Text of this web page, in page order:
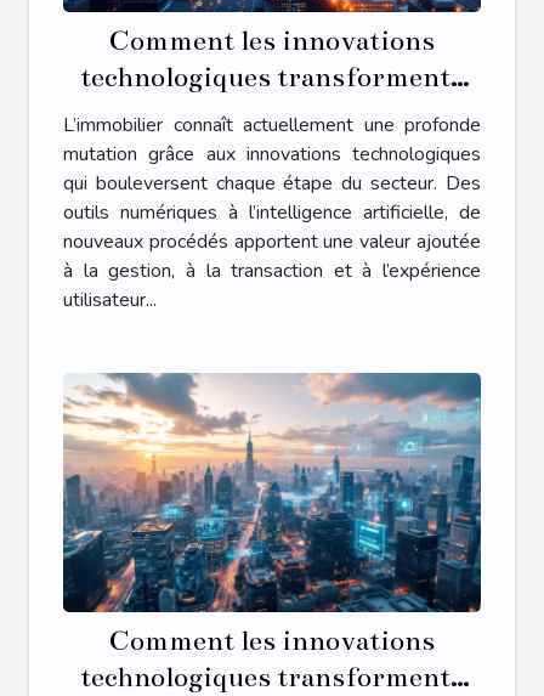
Comment les innovations
technologiques transforment-
elles l'immobilier ?
L’immobilier connaît actuellement une profonde
mutation grâce aux innovations technologiques
qui bouleversent chaque étape du secteur. Des
outils numériques à l’intelligence artificielle, de
nouveaux procédés apportent une valeur ajoutée
à la gestion, à la transaction et à l’expérience
utilisateur...
Comment les innovations
technologiques transforment-